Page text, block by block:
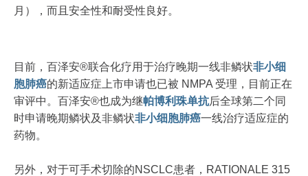
月），而且安全性和耐受性良好。
目前，百泽安®联合化疗用于治疗晚期一线非鳞状非小细
胞肺癌的新适应症上市申请也已被 NMPA 受理，目前正在
审评中。百泽安®也成为继帕博利珠单抗后全球第二个同
时申请晚期鳞状及非鳞状非小细胞肺癌一线治疗适应症的
药物。
另外，对于可手术切除的NSCLC患者，RATIONALE 315